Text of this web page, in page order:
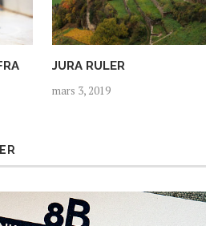
JURA RULER
mars 3, 2019